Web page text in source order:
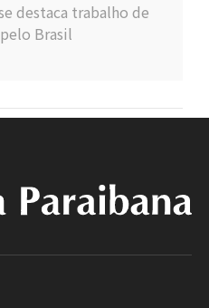
destaca trabalho de
Brasil